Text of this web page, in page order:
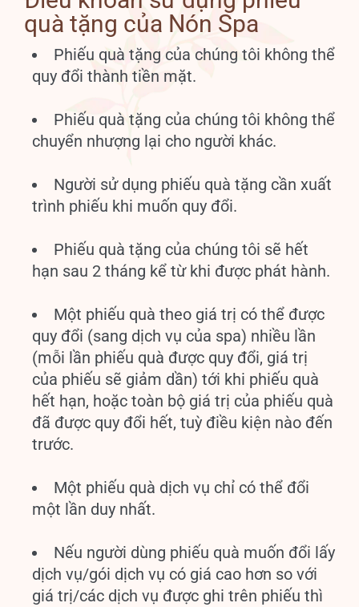
quà tặng của Nón Spa
Phiếu quà tặng của chúng tôi không thể
quy đổi thành tiền mặt.
Phiếu quà tặng của chúng tôi không thể
chuyển nhượng lại cho người khác.
Người sử dụng phiếu quà tặng cần xuất
trình phiếu khi muốn quy đổi.
Phiếu quà tặng của chúng tôi sẽ hết
hạn sau 2 tháng kể từ khi được phát hành.
Một phiếu quà theo giá trị có thể được
quy đổi (sang dịch vụ của spa) nhiều lần
(mỗi lần phiếu quà được quy đổi, giá trị
của phiếu sẽ giảm dần) tới khi phiếu quà
hết hạn, hoặc toàn bộ giá trị của phiếu quà
đã được quy đổi hết, tuỳ điều kiện nào đến
trước.
Một phiếu quà dịch vụ chỉ có thể đổi
một lần duy nhất.
Nếu người dùng phiếu quà muốn đổi lấy
dịch vụ/gói dịch vụ có giá cao hơn so với
giá trị/các dịch vụ được ghi trên phiếu thì